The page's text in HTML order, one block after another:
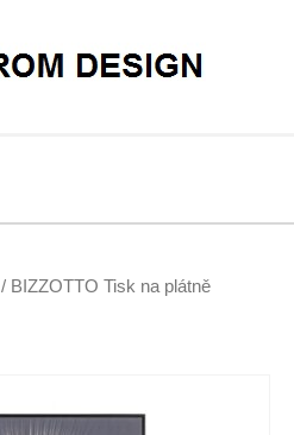
/ BIZZOTTO Tisk na plátně